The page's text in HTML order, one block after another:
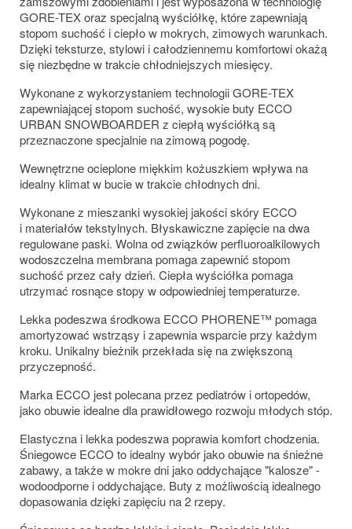
GORE-TEX oraz specjalną wyściółkę, które zapewniają
stopom suchość i ciepło w mokrych, zimowych warunkach.
Dzięki teksturze, stylowi i całodziennemu komfortowi okażą
się niezbędne w trakcie chłodniejszych miesięcy.
Wykonane z wykorzystaniem technologii GORE-TEX
zapewniającej stopom suchość, wysokie buty ECCO
URBAN SNOWBOARDER z ciepłą wyściółką są
przeznaczone specjalnie na zimową pogodę.
Wewnętrzne ocieplone miękkim kożuszkiem wpływa na
idealny klimat w bucie w trakcie chłodnych dni.
Wykonane z mieszanki wysokiej jakości skóry ECCO
i materiałów tekstylnych. Błyskawiczne zapięcie na dwa
regulowane paski. Wolna od związków perfluoroalkilowych
wodoszczelna membrana pomaga zapewnić stopom
suchość przez cały dzień. Ciepła wyściółka pomaga
utrzymać rosnące stopy w odpowiedniej temperaturze.
Lekka podeszwa środkowa ECCO PHORENE™ pomaga
amortyzować wstrząsy i zapewnia wsparcie przy każdym
kroku. Unikalny bieżnik przekłada się na zwiększoną
przyczepność.
Marka ECCO jest polecana przez pediatrów i ortopedów,
jako obuwie idealne dla prawidłowego rozwoju młodych stóp.
Elastyczna i lekka podeszwa poprawia komfort chodzenia.
Śniegowce ECCO to idealny wybór jako obuwie na śnieżne
zabawy, a także w mokre dni jako oddychające "kalosze" -
wodoodporne i oddychające. Buty z możliwością idealnego
dopasowania dzięki zapięciu na 2 rzepy.